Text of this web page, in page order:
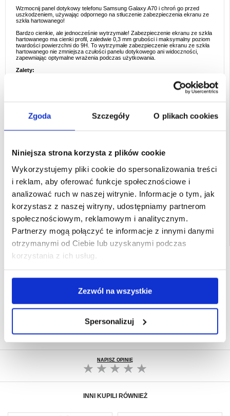
Zgoda Szczegóły O plikach cookies
Niniejsza strona korzysta z plików cookie
Wykorzystujemy pliki cookie do spersonalizowania treści
i reklam, aby oferować funkcje społecznościowe i
analizować ruch w naszej witrynie. Informacje o tym, jak
korzystasz z naszej witryny, udostępniamy partnerom
społecznościowym, reklamowym i analitycznym.
Partnerzy mogą połączyć te informacje z innymi danymi
otrzymanymi od Ciebie lub uzyskanymi podczas
korzystania z ich usług.
Zezwól na wszystkie
Spersonalizuj
Wzmocnij panel dotykowy telefonu Samsung Galaxy A70 i chroń go przed
uszkodzeniem, używając odpornego na stłuczenie zabezpieczenia ekranu ze
szkła hartowanego!
Bardzo cienkie, ale jednocześnie wytrzymałe! Zabezpieczenie ekranu ze szkła
hartowanego ma cienki profil, zaledwie 0,3 mm grubości i maksymalny poziom
twardości powierzchni do 9H. To wytrzymałe zabezpieczenie ekranu ze szkła
hartowanego nie zmniejsza czułości panelu dotykowego ani widoczności,
zapewniając optymalne wrażenia podczas użytkowania.
Zalety:
- Zabezpieczenie ekranu ze szkła hartowanego jest odporne na stłuczenie i
- Zaprojektowane, aby umożliwić najlepszą możliwą ochronę przed
zarysowaniami i uderzeniami
0,3 mm
Przeznaczenie: Samsung Galaxy A70
Opakowanie:Euroblister
EAN: 5712579942555
Akcesoria do telefonów Akcesoria GSM - inne
SZYBKA DOSTAWA
7% ZNIŻKI
OBSŁUGA TELEFONICZNA
PONAD 8 000 000 ZADOWOLONYCH
KLIENTÓW
NAPISZ OPINIĘ
INNI KUPILI RÓWNIEŻ